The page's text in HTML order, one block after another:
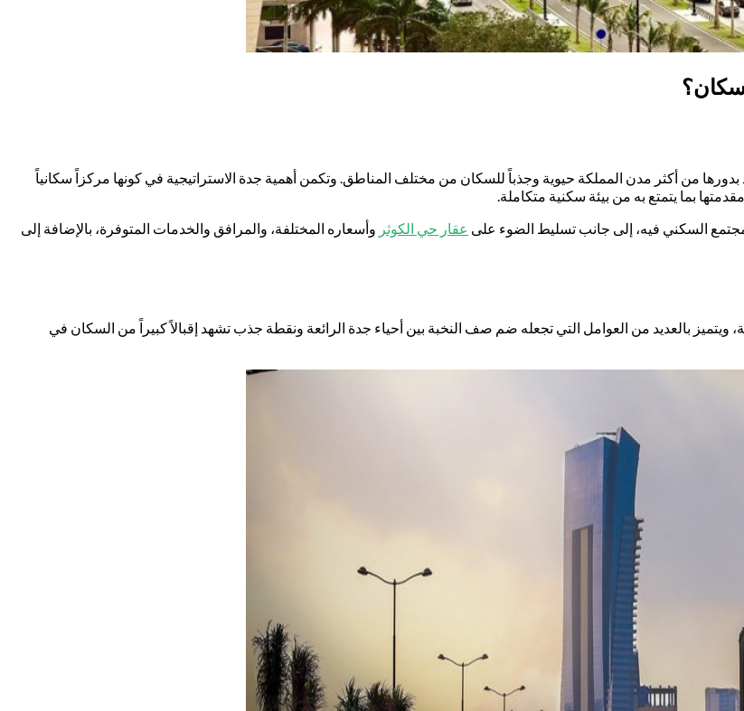
بدورها من أكثر مدن المملكة حيوية وجذباً للسكان من مختلف المناطق. وتكمن أهمية جدة الاستراتيجية في كونها مركزاً سكانياً
بما يتمتع به من بيئة سكنية متكاملة.
السكني فيه، إلى جانب تسليط الضوء على عقار حي الكوثر وأسعاره المختلفة، والمرافق والخدمات المتوفرة، بالإضافة إلى
ويتميز بالعديد من العوامل التي تجعله ضم صف النخبة بين أحياء جدة الرائعة ونقطة جذب تشهد إقبالاً كبيراً من السكان في